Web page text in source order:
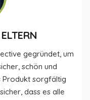
nos produits
exigeantes
fait que nos lits
petits pourront s'y
gegründet, um
schön und
Produkt sorgfältig
dass es alle